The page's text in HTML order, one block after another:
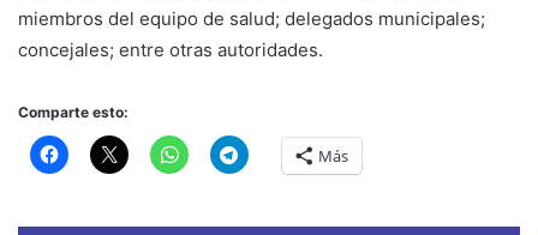
miembros del equipo de salud; delegados municipales;
concejales; entre otras autoridades.
Comparte esto:
Más